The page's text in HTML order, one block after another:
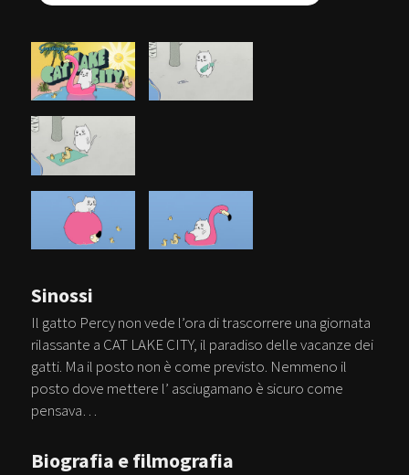
Sinossi
Il gatto Percy non vede l’ora di trascorrere una giornata
rilassante a CAT LAKE CITY, il paradiso delle vacanze dei
gatti. Ma il posto non è come previsto. Nemmeno il
posto dove mettere l’ asciugamano è sicuro come
pensava…
Biografia e filmografia